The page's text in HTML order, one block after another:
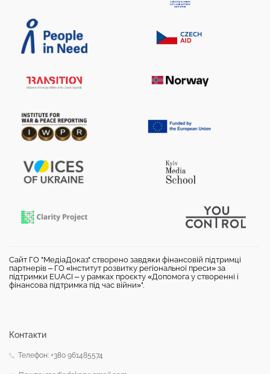
Сайт ГО "МедіаДоказ" створено завдяки фінансовій підтримці
партнерів – ГО «Інститут розвитку регіональної преси» за
підтримки EUACI – у рамках проєкту «Допомога у створенні і
фінансова підтримка під час війни»".
Контакти
Телефон: +380 961485574